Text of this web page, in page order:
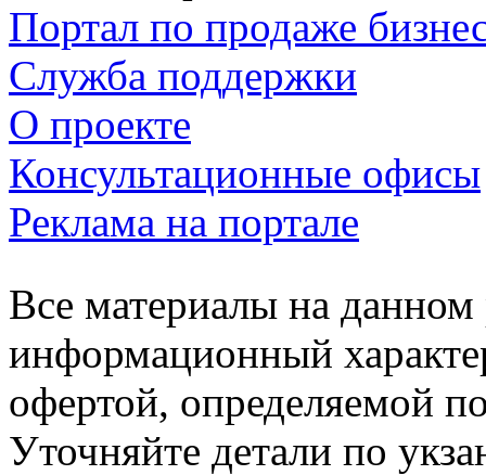
Портал по продаже
Служба поддержки
О проекте
Консультационные офисы
Реклама на портале
Все материалы на данном
информационный
офертой, определяемой
Уточняйте детали по